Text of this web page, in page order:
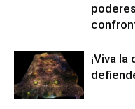
¡Viva